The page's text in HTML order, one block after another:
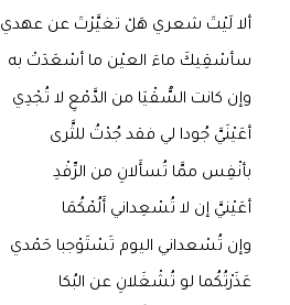
ألا لَيْتَ شعري هَلْ تغيَّرْتَ عن عهدي
سأسْقِيكَ ماءَ العيْن ما أسْعَدَتْ به
وإن كانت السُّقْيَا من الدَّمْعِ لا تُجْدِي
أعَيْنَيَّ جُودا لي فقد جُدْتُ للثَّرى
بأنْفِس ممَّا تُسأَلانِ من الرِّفْدِ
أعَيْنيَّ إن لا تُسْعِداني أَلُمْكُمَا
وإن تُسْعداني اليوم تَسْتَوْجبا حَمْدي
عَذَرْتُكُما لو تُشْغَلانِ عن البُكا